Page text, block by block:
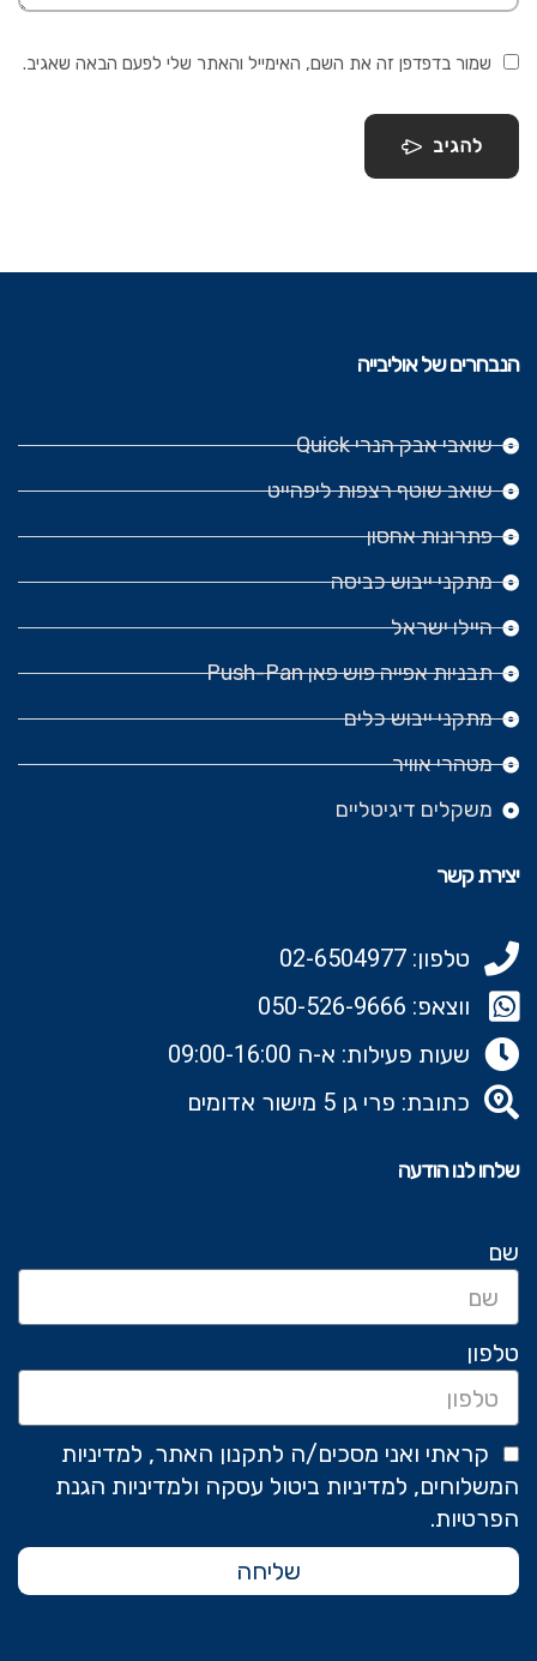
שמור בדפדפן זה את השם, האימייל והאתר שלי לפעם הבאה שאגיב.
להגיב
הנבחרים של אוליבייה
שואבי אבק הנרי Quick
שואב שוטף רצפות ליפהייט
פתרונות אחסון
מתקני ייבוש כביסה
היילו ישראל
תבניות אפייה פוש פאן Push-Pan
מתקני ייבוש כלים
מטהרי אוויר
משקלים דיגיטליים
יצירת קשר
טלפון: 02-6504977
ווצאפ: 050-526-9666‬
שעות פעילות: א-ה 09:00-16:00
כתובת: פרי גן 5 מישור אדומים
שלחו לנו הודעה
שם
טלפון
קראתי ואני מסכים/ה לתקנון האתר, למדיניות
המשלוחים, למדיניות ביטול עסקה ולמדיניות הגנת
הפרטיות.
שליחה